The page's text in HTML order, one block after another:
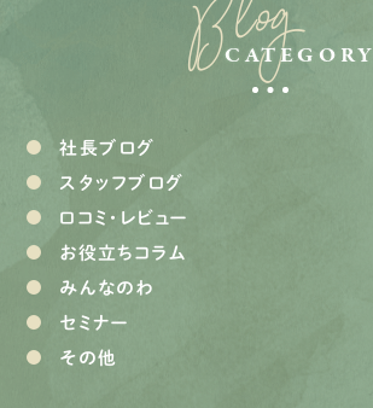
CATEGORY
社長ブログ
スタッフブログ
口コミ・レビュー
お役立ちコラム
みんなのわ
セミナー
その他